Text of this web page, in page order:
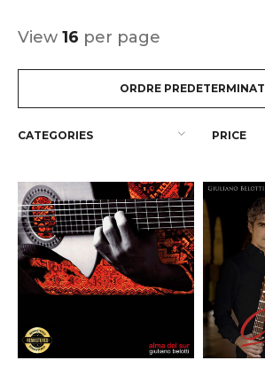
ORDRE PREDETERMINAT
View 16 per page
CATEGORIES PRICE